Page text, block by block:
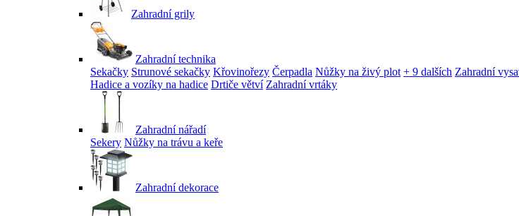
Zahradní grily
Zahradní technika
Sekačky Strunové sekačky Křovinořezy Čerpadla Nůžky na živý plot + 9 dalších Zahradní
Hadice a vozíky na hadice Drtiče větví Zahradní vrtáky
Zahradní nářadí
Sekery Nůžky na trávu a keře
Zahradní dekorace